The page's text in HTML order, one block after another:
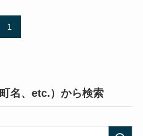
1
名、etc.）から検索